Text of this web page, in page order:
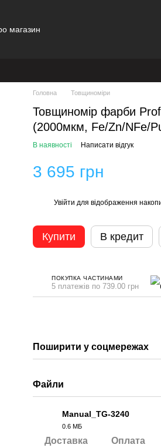
магазин
Головна Товщиноміри
Товщиномір фарби
(2000мкм, Fe/Zn/NFe/
В наявності Написати відгук
3 695 грн
Увійти для відображення
Купити В кредит
ПОКУПКА ЧАСТИНАМИ
5 платежів по 739.00 грн
Поширити у соцмережах
Файли
Manual_TG-3240
0.6 МБ
Доставка Оплата